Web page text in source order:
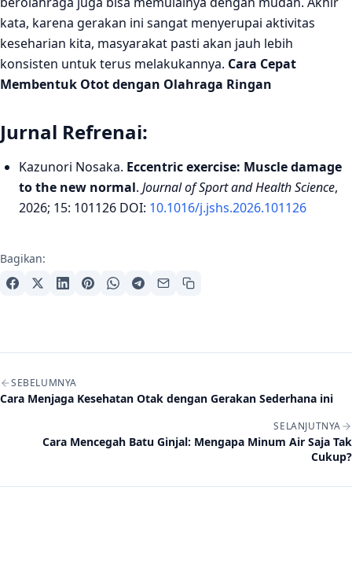
kata, karena gerakan ini sangat menyerupai aktivitas
keseharian kita, masyarakat pasti akan jauh lebih
konsisten untuk terus melakukannya. Cara Cepat
Membentuk Otot dengan Olahraga Ringan
Jurnal Refrenai:
Kazunori Nosaka. Eccentric exercise: Muscle damage
to the new normal. Journal of Sport and Health Science,
2026; 15: 101126 DOI: 10.1016/j.jshs.2026.101126
Bagikan:
Navigasi artikel
SEBELUMNYA
Cara Menjaga Kesehatan Otak dengan Gerakan Sederhana ini
SELANJUTNYA
Cara Mencegah Batu Ginjal: Mengapa Minum Air Saja Tak
Cukup?